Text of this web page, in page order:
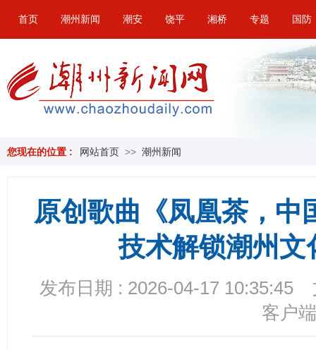
首页 潮州新闻 潮安 饶平 湘桥 专题 国防
您现在的位置 : 网站首页 >> 潮州新闻
原创歌曲《凤凰茶，中
技术解锁潮州文
发布日期 : 2026-04-17 10:35:45
客户端